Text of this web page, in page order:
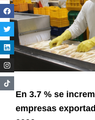
En 3.7 % se
empresas